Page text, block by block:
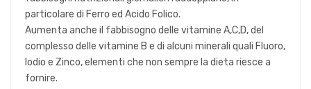
particolare di Ferro ed Acido Folico.
Aumenta anche il fabbisogno delle vitamine A,C,D, del
complesso delle vitamine B e di alcuni minerali quali Fluoro,
Iodio e Zinco, elementi che non sempre la dieta riesce a
fornire.